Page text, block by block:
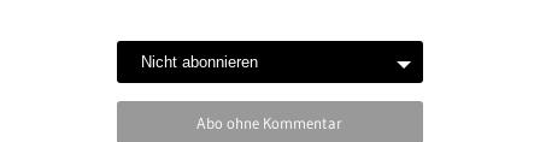
Abo ohne Kommentar